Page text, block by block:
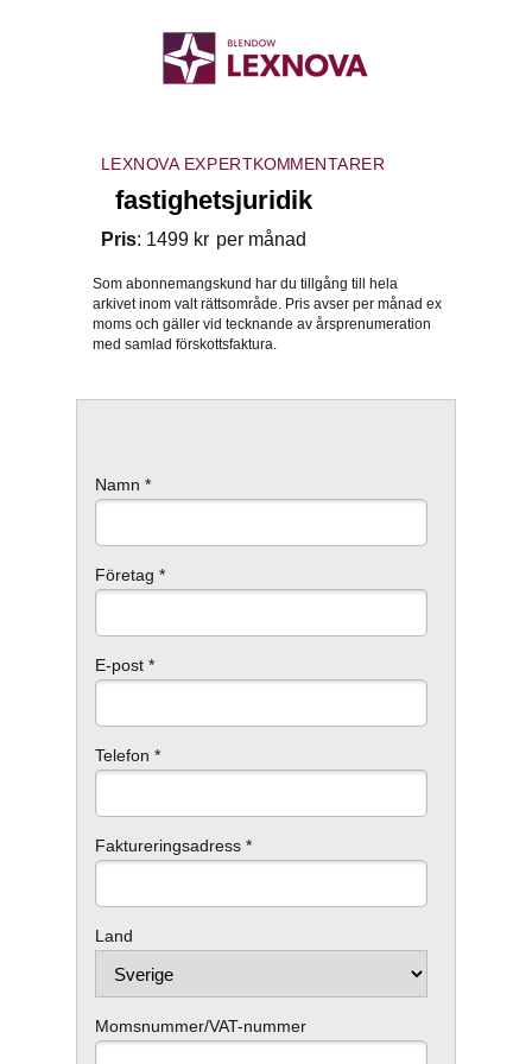
Namn *
Företag *
E-post *
Telefon *
Faktureringsadress *
Land
Momsnummer/VAT-nummer
LEXNOVA EXPERTKOMMENTARER
fastighetsjuridik
Pris: 1499 kr
Som abonnemangskund har du tillgång till hela
arkivet inom valt rättsområde. Pris avser per månad ex
moms och gäller vid tecknande av årsprenumeration
med samlad förskottsfaktura.
per månad